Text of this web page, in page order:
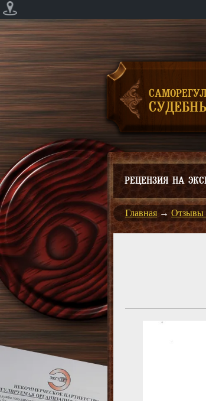
РЕЦЕНЗИЯ НА
Главная → Отзывы